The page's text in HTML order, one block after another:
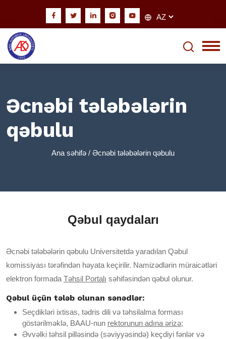
Əcnəbi tələbələrin
qəbulu
Ana səhifə / Əcnəbi tələbələrin qəbulu
Qəbul qaydaları
Əcnəbi tələbələrin qəbulu Universitetdə yaradılan Qəbul
komissiyası tərəfindən həyata keçirilir. Namizədlərin müraicətləri
elektron formada Təhsil Portalı səhifəsindən qəbul olunur.
Qəbul üçün tələb olunan sənədlər:
Seçdikləri ixtisas, tədris dili və təhsilalma forması
göstərilməklə, BAAU-nun rektorunun adına ərizə;
Əvvəlki təhsil pilləsində (səviyyəsində) keçdiyi fənlər və